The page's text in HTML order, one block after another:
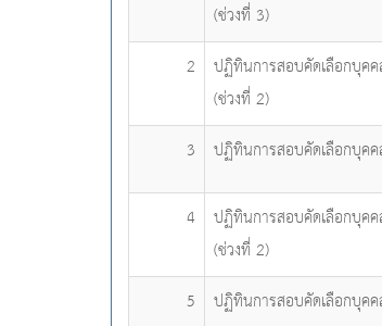
(ช่วงที่ 3)
2
ปฏิทินการสอบคัดเลือกบุค
(ช่วงที่ 2)
3 ปฏิทินการสอบคัดเลือกบุค
4
ปฏิทินการสอบคัดเลือกบุค
(ช่วงที่ 2)
5 ปฏิทินการสอบคัดเลือกบุค